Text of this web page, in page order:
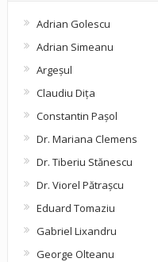
Adrian Golescu
Adrian Simeanu
Argeşul
Claudiu Diţa
Constantin Pașol
Dr. Mariana Clemens
Dr. Tiberiu Stănescu
Dr. Viorel Pătraşcu
Eduard Tomaziu
Gabriel Lixandru
George Olteanu